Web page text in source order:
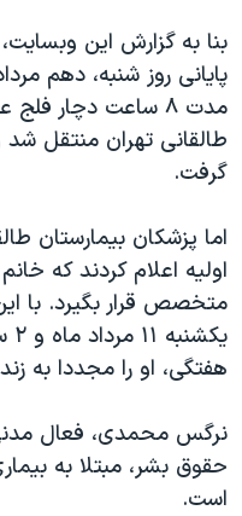
چهل سال گروگان‌گیری
قانون شفافیت دارائی کادر
اعتراضات مردمی آبان ۹۸
اسرائیل در جنگ
همایش محافظه‌کاران
صفحه‌های ویژه
سفر پرزیدنت ترامپ به چین
بنا به گزارش این
مدت ۸ ساعت دچار
طالقانی تهران منتقل
گرفت.
اما پزشکان بیمارستان
اولیه اعلام کردند که
متخصص قرار بگیرد. با
هفتگی، او را مجددا به
نرگس محمدی، فعال
حقوق بشر، مبتلا به
است.